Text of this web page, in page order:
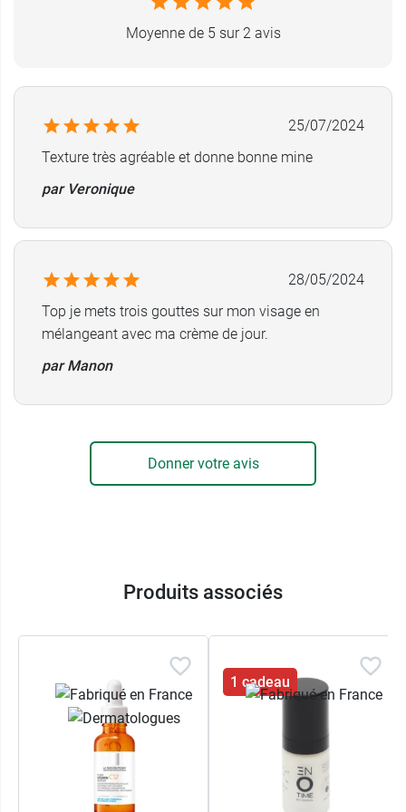
30 ml.
Moyenne de 5 sur 2 avis
25/07/2024
Texture très agréable et donne bonne mine
par Veronique
28/05/2024
Top je mets trois gouttes sur mon visage en
mélangeant avec ma crème de jour.
par Manon
Donner votre avis
Produits associés
1 cadeau